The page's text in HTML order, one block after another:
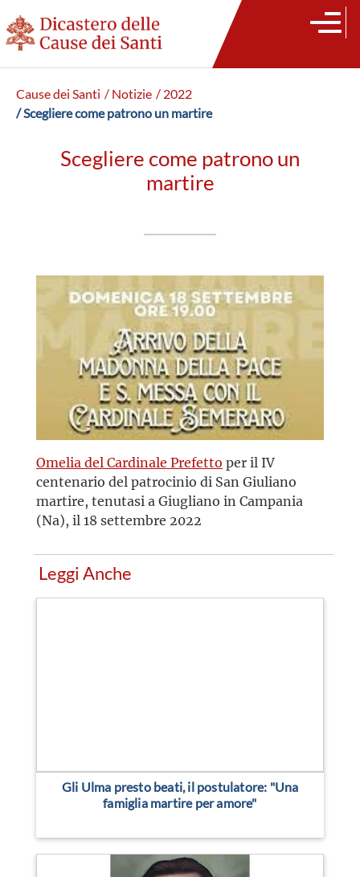
Cause dei Santi / Notizie / 2022
/ Scegliere come patrono un martire
Scegliere come patrono un
martire
Omelia del Cardinale Prefetto per il IV
centenario del patrocinio di San Giuliano
martire, tenutasi a Giugliano in Campania
(Na), il 18 settembre 2022
Leggi Anche
Gli Ulma presto beati, il postulatore: "Una
famiglia martire per amore"